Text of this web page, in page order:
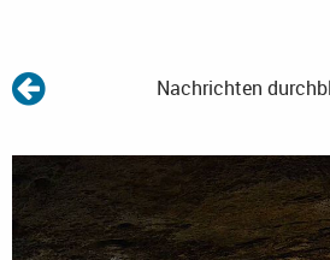
Nachrichten